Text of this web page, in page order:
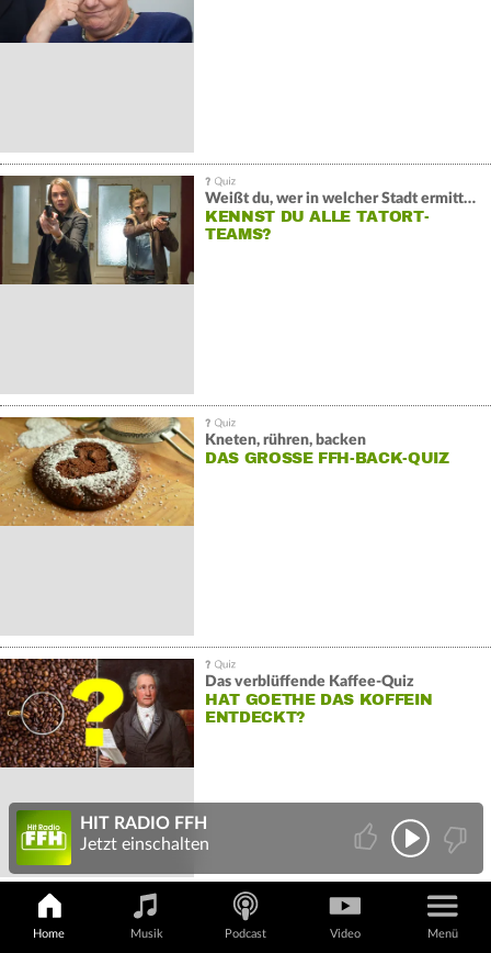
Weißt du, wer in welcher Stadt ermittelt?
KENNST DU ALLE TATORT-
TEAMS?
Kneten, rühren, backen
DAS GROSSE FFH-BACK-QUIZ
Das verblüffende Kaffee-Quiz
HAT GOETHE DAS KOFFEIN
ENTDECKT?
Emoji-Song-Quiz
WELCHE HITS STECKEN HINTER
Home Musik Podcast Video Menü
HIT RADIO FFH
Jetzt einschalten